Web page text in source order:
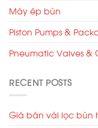
Máy ép bùn
Piston Pumps &
Pneumatic Valves &
RECENT POSTS
Giá bán vải lọc bùn